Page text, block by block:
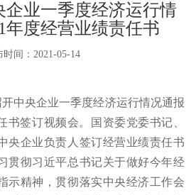
企业一季度经济运行情
年度经营业绩责任书
间： 2021-05-14
中央企业一季度经济运行情况通报
书签订视频会。国资委党委书记、
央企业负责人签订经营业绩责任书
贯彻习近平总书记关于做好今年经
示精神，贯彻落实中央经济工作会